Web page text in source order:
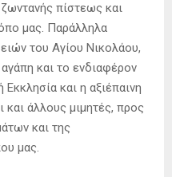
πίστεως και
μας. Παράλληλα
του Αγίου Νικολάου,
και το ενδιαφέρον
και η αξιέπαινη
άλλους μιμητές, προς
και της
μας.